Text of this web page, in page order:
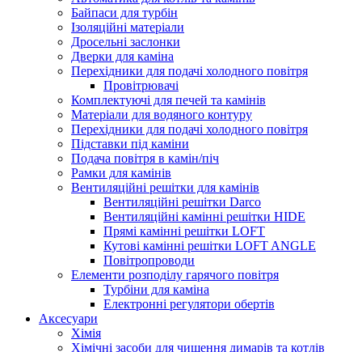
Байпаси для турбін
Ізоляційні матеріали
Дросельні заслонки
Дверки для каміна
Перехідники для подачі холодного повітря
Провітрювачі
Комплектуючі для печей та камінів
Матеріали для водяного контуру
Перехідники для подачі холодного повітря
Підставки під каміни
Подача повітря в камін/піч
Рамки для камінів
Вентиляційні решітки для камінів
Вентиляційні решітки Darco
Вентиляційні камінні решітки HIDE
Прямі камінні решітки LOFT
Кутові камінні решітки LOFT ANGLE
Повітропроводи
Елементи розподілу гарячого повітря
Турбіни для каміна
Електронні регулятори обертів
Аксесуари
Хімія
Хімічні засоби для чищення димарів та котлів